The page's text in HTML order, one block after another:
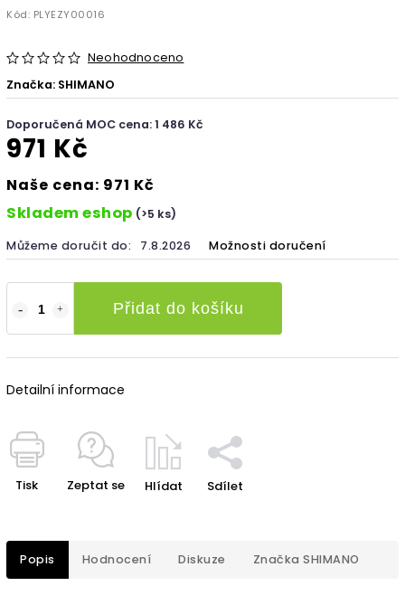
Kód: PLYEZY00016
Neohodnoceno
Značka: SHIMANO
Doporučená MOC cena: 1 486 Kč
971 Kč
Naše cena: 971 Kč
Skladem eshop (>5 ks)
Můžeme doručit do: 7.8.2026 Možnosti doručení
Přidat do košíku
Detailní informace
Tisk Zeptat se Hlídat Sdílet
Popis Hodnocení Diskuze Značka SHIMANO